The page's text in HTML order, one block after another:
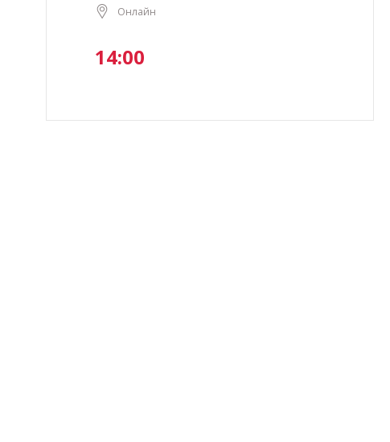
Онлайн
14:00